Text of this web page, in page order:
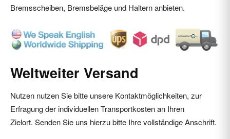
Bremsscheiben, Bremsbeläge und Haltern anbieten.
Weltweiter Versand
Nutzen nutzen Sie bitte unsere Kontaktmöglichkeiten, zur
Erfragung der individuellen Transportkosten an Ihren
Zielort. Senden Sie uns hierzu bitte Ihre vollständige Anschrift.